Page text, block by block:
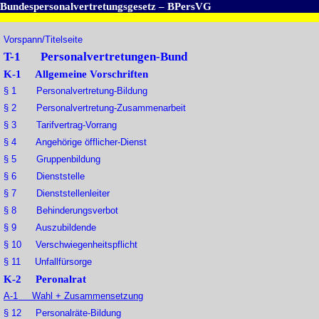
Bundespersonalvertretungsgesetz – BPersVG
Vorspann/Titelseite
T-1 Personalvertretungen-Bund
K-1 Allgemeine Vorschriften
§ 1 Personalvertretung-Bildung
§ 2 Personalvertretung-Zusammenarbeit
§ 3 Tarifvertrag-Vorrang
§ 4 Angehörige öfflicher-Dienst
§ 5 Gruppenbildung
§ 6 Dienststelle
§ 7 Dienststellenleiter
§ 8 Behinderungsverbot
§ 9 Auszubildende
§ 10 Verschwiegenheitspflicht
§ 11 Unfallfürsorge
K-2 Peronalrat
A-1 Wahl + Zusammensetzung
§ 12 Personalräte-Bildung